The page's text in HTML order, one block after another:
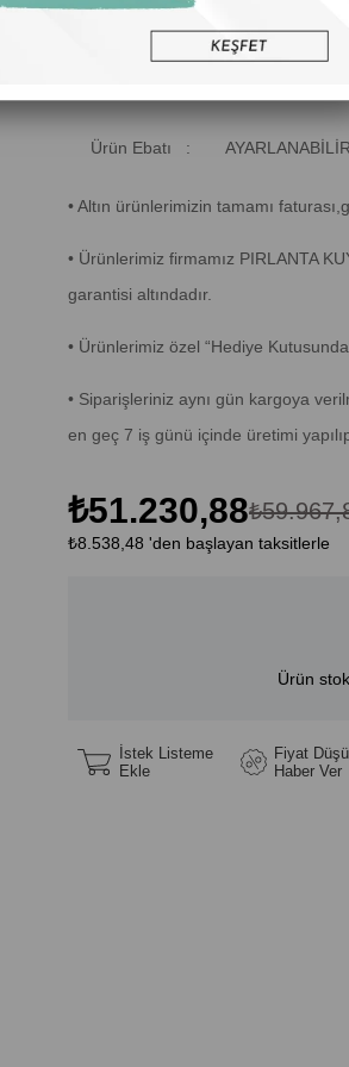
6,63gr(1,75gr
Ürün Ebatı : AYARLANABİLİR
• Altın ürünlerimizin tamamı
• Ürünlerimiz firmamız PIRLANTA
garantisi altındadır.
• Ürünlerimiz özel “Hediye
• Siparişleriniz aynı gün kargoya
en geç 7 iş günü içinde üretimi
₺51.230,88
₺8.538,48 'den başlayan taksitlerle
Ürün
İstek Listeme
Ekle
Fiyat
Haber Ver